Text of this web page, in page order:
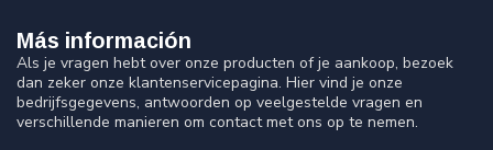
Más información
Als je vragen hebt over onze producten of je aankoop, bezoek
dan zeker onze klantenservicepagina. Hier vind je onze
bedrijfsgegevens, antwoorden op veelgestelde vragen en
verschillende manieren om contact met ons op te nemen.